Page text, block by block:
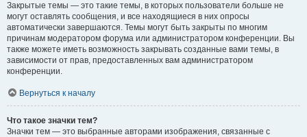
Закрытые темы — это такие темы, в которых пользователи больше не
могут оставлять сообщения, и все находящиеся в них опросы
автоматически завершаются. Темы могут быть закрыты по многим
причинам модератором форума или администратором конференции. Вы
также можете иметь возможность закрывать созданные вами темы, в
зависимости от прав, предоставленных вам администратором
конференции.
Вернуться к началу
Что такое значки тем?
Значки тем — это выбранные авторами изображения, связанные с